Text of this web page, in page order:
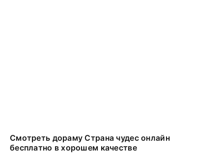
Смотреть дораму Страна чудес онлайн
бесплатно в хорошем качестве